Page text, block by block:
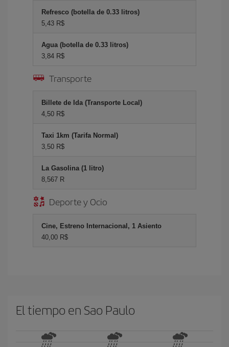
Refresco (botella de 0.33 litros)
5,43 R$
Agua (botella de 0.33 litros)
3,84 R$
Transporte
Billete de Ida (Transporte Local)
4,50 R$
Taxi 1km (Tarifa Normal)
3,50 R$
La Gasolina (1 litro)
8,567 R
Deporte y Ocio
Cine, Estreno Internacional, 1 Asiento
40,00 R$
El tiempo en Sao Paulo